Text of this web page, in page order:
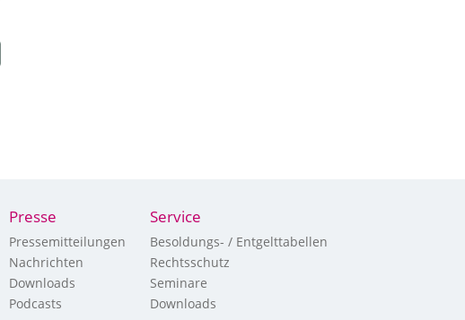
Presse
Pressemitteilungen
Nachrichten
Downloads
Podcasts
Service
Besoldungs- / Entgelttabellen
Rechtsschutz
Seminare
Downloads